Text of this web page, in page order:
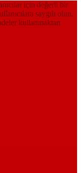
için değerli bir
saygılı olun.
kullanmaktan